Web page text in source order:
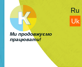
Ми продовжуємо
працювати!
Uk
Ru